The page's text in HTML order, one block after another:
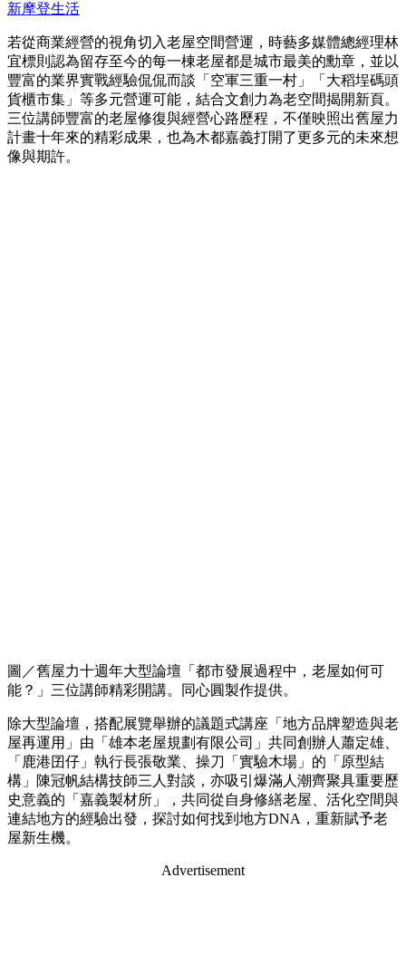
新摩登生活
若從商業經營的視角切入老屋空間營運，時藝多媒體總經理林
宜標則認為留存至今的每一棟老屋都是城市最美的勳章，並以
豐富的業界實戰經驗侃侃而談「空軍三重一村」「大稻埕碼頭
貨櫃市集」等多元營運可能，結合文創力為老空間揭開新頁。
三位講師豐富的老屋修復與經營心路歷程，不僅映照出舊屋力
計畫十年來的精彩成果，也為木都嘉義打開了更多元的未來想
像與期許。
圖／舊屋力十週年大型論壇「都市發展過程中，老屋如何可
能？」三位講師精彩開講。同心圓製作提供。
除大型論壇，搭配展覽舉辦的議題式講座「地方品牌塑造與老
屋再運用」由「雄本老屋規劃有限公司」共同創辦人蕭定雄、
「鹿港囝仔」執行長張敬業、操刀「實驗木場」的「原型結
構」陳冠帆結構技師三人對談，亦吸引爆滿人潮齊聚具重要歷
史意義的「嘉義製材所」，共同從自身修繕老屋、活化空間與
連結地方的經驗出發，探討如何找到地方DNA，重新賦予老
屋新生機。
Advertisement